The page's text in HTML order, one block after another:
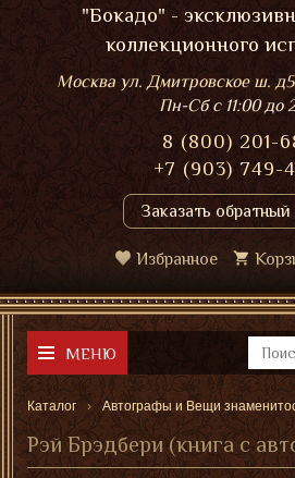
"Бокадо" -
коллекционного
Москва ул. Дмитровское ш.
Пн-Сбс 11:00 до
8 (800) 201-
+7 (903) 749-
Заказать обратный
Избранное
МЕНЮ
Каталог Автографы и Вещи
Рэй Брэдбери (книга с